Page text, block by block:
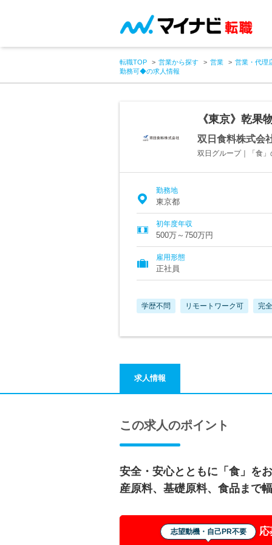
転職TOP 営業から探す 営業
営業・代理
勤務可◆の求人情報
《東京》乾
双日食料株式会
双日グループ｜「食
勤務地
東京都
初年度年収
500万～750万円
雇用形態
正社員
学歴不問 リモートワーク可 完
求人情報
この求人のポイント
安全・安心とともに「食」を
産原料、基礎原料、食品まで
志望動機・自己PR不要